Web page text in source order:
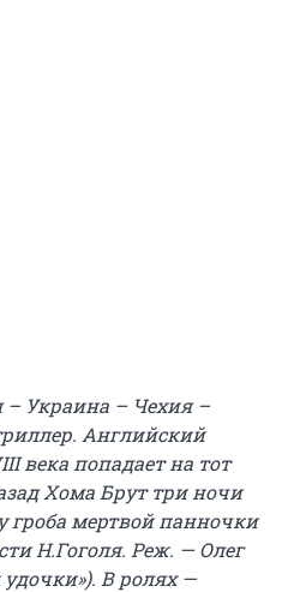
– Украина – Чехия –
Английский
века попадает на тот
Хома Брут три ночи
гроба мертвой панночки
Н.Гоголя. Реж. — Олег
В ролях —